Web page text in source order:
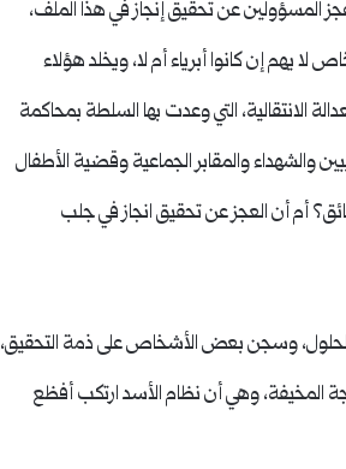
المسؤولين عن تحقيق إنجاز في هذا الملف،
إن كانوا أبرياء أم لا، ويخلد هؤلاء
الانتقالية، التي وعدت بها السلطة بمحاكمة
والشهداء والمقابر الجماعية وقضية الأطفال
أم أن العجز عن تحقيق انجاز في جلب
وسجن بعض الأشخاص على ذمة التحقيق،
المخيفة، وهي أن نظام الأسد ارتكب أفظع